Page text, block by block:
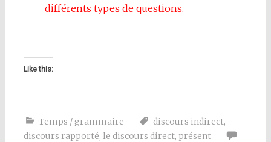
différents types de questions.
Like this:
Temps / grammaire discours indirect,
discours rapporté, le discours direct, présent